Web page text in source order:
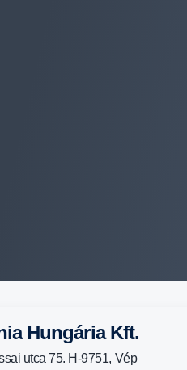
Hungária Kft.
utca 75. H-9751, Vép